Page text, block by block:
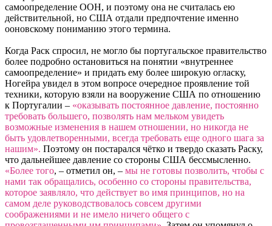
самоопределение ООН, и поэтому она не считалась ею
действительной, но США отдали предпочтение именно
ооновскому пониманию этого термина.
Когда Раск спросил, не могло бы португальское правительство
более подробно остановиться на понятии «внутреннее
самоопределение» и придать ему более широкую огласку,
Ногейра увидел в этом вопросе очередное проявление той
техники, которую взяли на вооружение США по отношению
к Португалии – «оказывать постоянное давление, постоянно
требовать большего, позволять нам мельком увидеть
возможные изменения в нашем отношении, но никогда не
быть удовлетворенными, всегда требовать еще одного шага за
нашим». Поэтому он постарался чётко и твердо сказать Раску,
что дальнейшее давление со стороны США бессмысленно.
«Более того, – отметил он, – мы не готовы позволить, чтобы с
нами так обращались, особенно со стороны правительства,
которое заявляло, что действует во имя принципов, но на
самом деле руководствовалось совсем другими
соображениями и не имело ничего общего с